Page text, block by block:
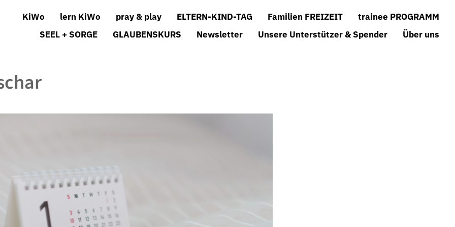
KiWo lern KiWo pray & play ELTERN-KIND-TAG Familien FREIZEIT
trainee PROGRAMM
SEEL + SORGE
GLAUBENSKURS Newsletter Unsere Unterstützer & Spender Über uns